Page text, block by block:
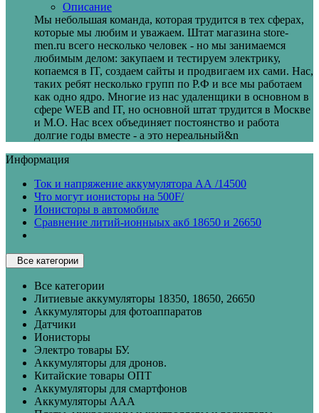
Описание
Мы небольшая команда, которая трудится в тех сферах,
которые мы любим и уважаем. Штат магазина store-
men.ru всего несколько человек - но мы занимаемся
любимым делом: закупаем и тестируем электрику,
копаемся в IT, создаем сайты и продвигаем их сами. Нас,
таких ребят несколько групп по Р.Ф и все мы работаем
как одно ядро. Многие из нас удаленщики в основном в
сфере WEB and IT, но основной штат трудится в Москве
и М.О. Нас всех объединяет постоянство и работа
долгие годы вместе - а это нереальный&n
Информация
Ток и напряжение аккумулятора АА /14500
Что могут ионисторы на 500F/
Ионисторы в автомобиле
Сравнение литий-ионныых акб 18650 и 26650
Все категории
Все категории
Литиевые аккумуляторы 18350, 18650, 26650
Аккумуляторы для фотоаппаратов
Датчики
Ионисторы
Электро товары БУ.
Аккумуляторы для дронов.
Китайские товары ОПТ
Аккумуляторы для смартфонов
Аккумуляторы ААА